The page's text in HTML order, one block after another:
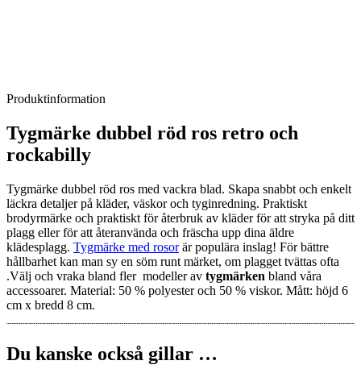
Produktinformation
Tygmärke dubbel röd ros retro och
rockabilly
Tygmärke dubbel röd ros med vackra blad. Skapa snabbt och enkelt
läckra detaljer på kläder, väskor och tyginredning. Praktiskt
brodyrmärke och praktiskt för återbruk av kläder för att stryka på ditt
plagg eller för att återanvända och fräscha upp dina äldre
klädesplagg. Tygmärke med rosorär populära inslag! För bättre
hållbarhet kan man sy en söm runt märket, om plagget tvättas ofta
.Välj och vraka bland fler modeller av tygmärken bland våra
accessoarer. Material: 50 % polyester och 50 % viskor. Mått: höjd 6
cm x bredd 8 cm.
Du kanske också gillar …